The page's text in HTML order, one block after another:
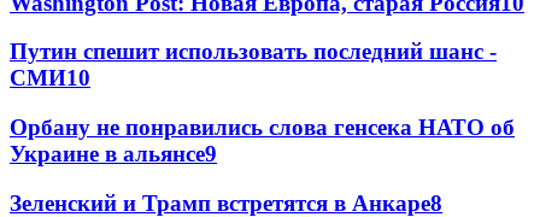
Путин спешит использовать последний шанс -
СМИ10
Орбану не понравились слова генсека НАТО об
Украине в альянсе9
Зеленский и Трамп встретятся в Анкаре8